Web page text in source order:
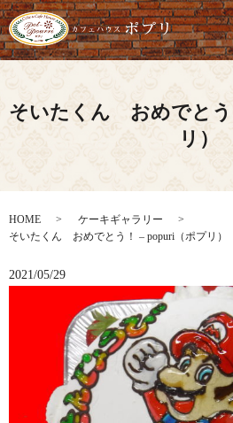
そいたくん おめでとう
リ）
HOME
ケーキギャラリー
そいたくん おめでとう！ – popuri（ポプリ）
2021/05/29